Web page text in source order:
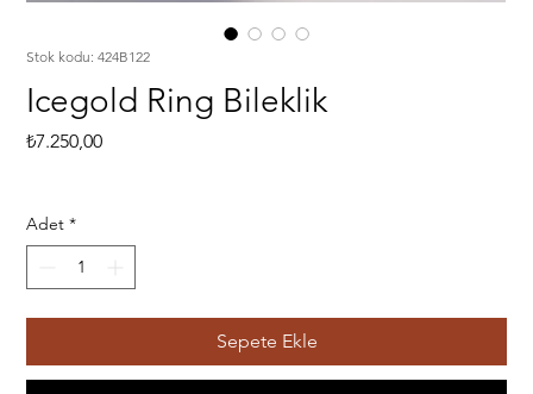
Stok kodu: 424B122
Icegold Ring Bileklik
₺7.250,00Fiyat
Adet *
Sepete Ekle